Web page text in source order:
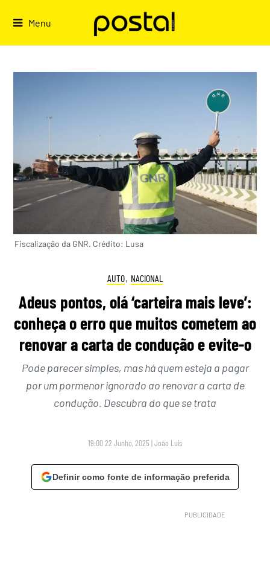
Menu
Fiscalização da GNR. Crédito: Lusa
AUTO, NACIONAL
Adeus pontos, olá ‘carteira mais leve’:
conheça o erro que muitos cometem ao
renovar a carta de condução e evite-o
Pode parecer simples, mas há quem esteja a pagar
por um pormenor ignorado ao renovar a carta de
condução. Descubra do que se trata
19:00 22 Junho, 2025 |João Luís
Definir como fonte de informação preferida